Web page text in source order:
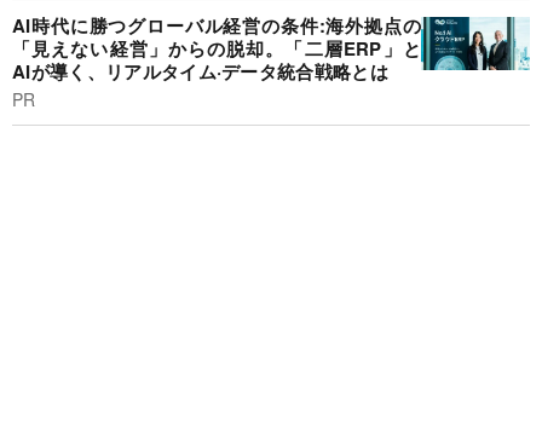
AI時代に勝つグローバル経営の条件:海外拠点の
「見えない経営」からの脱却。「二層ERP」と
AIが導く、リアルタイム·データ統合戦略とは
PR